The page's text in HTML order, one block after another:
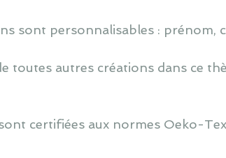
sont personnalisables : prénom,
toutes autres créations dans ce
certifiées aux normes Oeko-